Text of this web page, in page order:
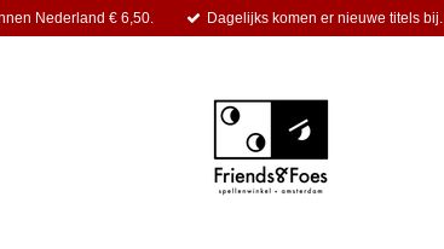
Nederland € 6,50. Dagelijks komen er nieuwe titels bij.